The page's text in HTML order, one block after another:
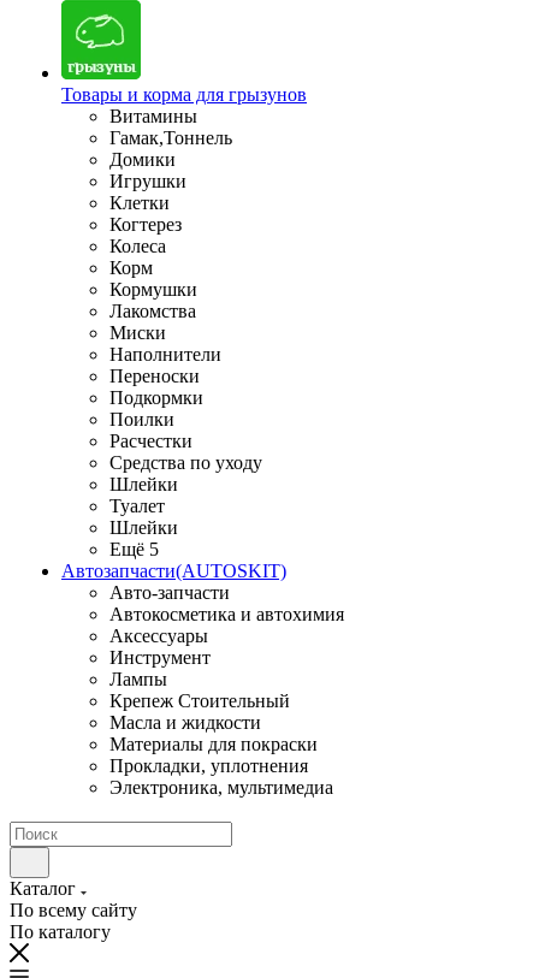
Товары и корма для грызунов
Витамины
Гамак,Тоннель
Домики
Игрушки
Клетки
Когтерез
Колеса
Корм
Кормушки
Лакомства
Миски
Наполнители
Переноски
Подкормки
Поилки
Расчестки
Средства по уходу
Шлейки
Туалет
Шлейки
Ещё 5
Автозапчасти(AUTOSKIT)
Авто-запчасти
Автокосметика и автохимия
Аксессуары
Инструмент
Лампы
Крепеж Стоительный
Масла и жидкости
Материалы для покраски
Прокладки, уплотнения
Электроника, мультимедиа
Каталог
По всему сайту
По каталогу